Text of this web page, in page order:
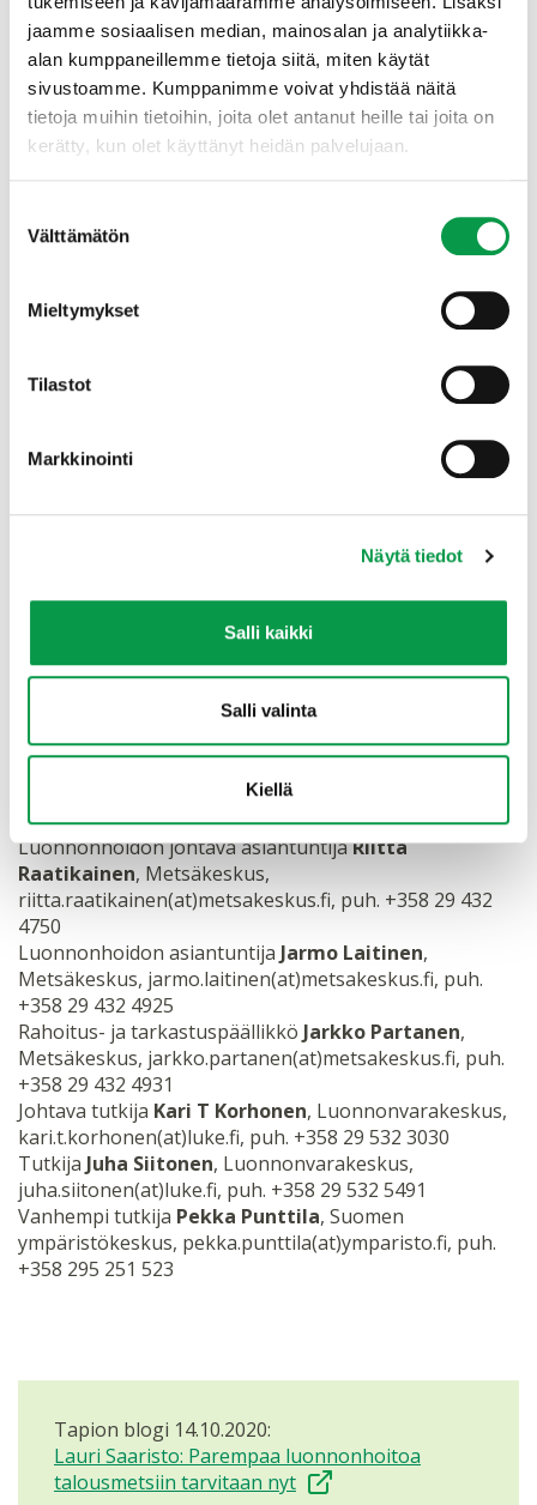
jaamme sosiaalisen median, mainosalan ja analytiikka-
alan kumppaneillemme tietoja siitä, miten käytät
sivustoamme. Kumppanimme voivat yhdistää näitä
tietoja muihin tietoihin, joita olet antanut heille tai joita on
kerätty, kun olet käyttänyt heidän palvelujaan.
valinta
Välttämätön
Mieltymykset
Tilastot
Markkinointi
Näytä tiedot
Salli kaikki
Salli valinta
Kiellä
metsänomistajalle tehtyjen toimenpiteiden laadusta.
Palautteella on tärkeä koulutuksellinen merkitys,
koska sekä toimintaa ohjaavissa säädöksissä, että
metsässä työtä tekevässä henkilöstössä on
vaihtuvuutta.
Seuranta tekee mahdolliseksi metsätalouden
Hankkeen toteuttavat yhteistyössä Tapio Oy,
Suomen
metsätalousministeriö
Hankkeen kesto
Hanke alkoi 1.8.2018 ja se päättyy 31.12.2020.
Hankkeen projektipäällikkö, Johtava asiantuntija
Saaristo, Tapio Oy, lauri.saaristo(at)tapio.fi, puh. +358
40 573 9168
Luonnonhoidon asiantuntijaHannes Pasanen
Oy, hannes.pasanen(at)tapio.fi, puh. +358 50 576 7010
Luonnonhoidon johtava asiantuntijaRiitta
Raatikainen, Metsäkeskus,
riitta.raatikainen(at)metsakeskus.fi, puh. +358 29 432
4750
Luonnonhoidon asiantuntija Jarmo Laitinen,
Metsäkeskus, jarmo.laitinen(at)metsakeskus.fi, puh.
+358 29 432 4925
Rahoitus- ja tarkastuspäällikkö Jarkko Partanen,
Metsäkeskus, jarkko.partanen(at)metsakeskus.fi, puh.
+358 29 432 4931
Johtava tutkija Kari T Korhonen, Luonnonvarakeskus,
kari.t.korhonen(at)luke.fi, puh. +358 29 532 3030
Tutkija Juha Siitonen, Luonnonvarakeskus,
juha.siitonen(at)luke.fi, puh. +358 29 532 5491
Vanhempi tutkija Pekka Punttila, Suomen
ympäristökeskus, pekka.punttila(at)ymparisto.fi, puh.
+358 295 251 523
Tapion blogi 14.10.2020:
Lauri Saaristo: Parempaa luonnonhoitoa
talousmetsiin tarvitaan nyt